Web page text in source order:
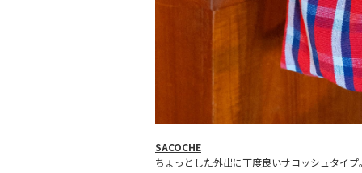
SACOCHE
ちょっとした外出に丁度良いサコッシュタイプ